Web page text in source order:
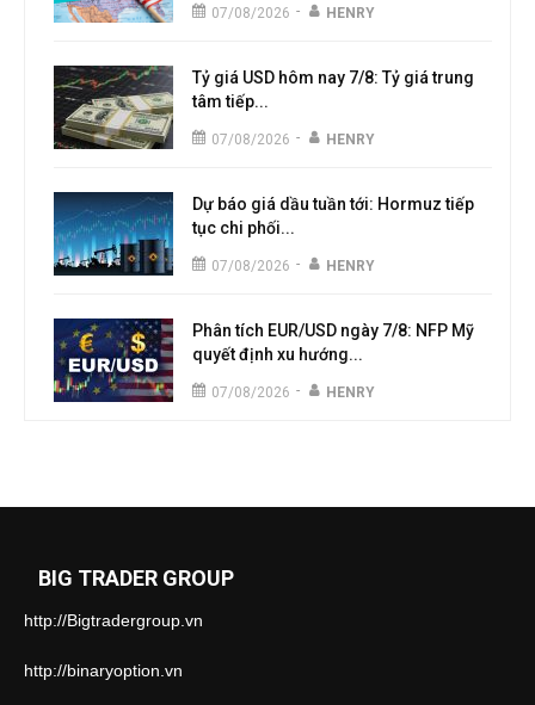
07/08/2026 - HENRY
Tỷ giá USD hôm nay 7/8: Tỷ giá trung
tâm tiếp...
07/08/2026 - HENRY
Dự báo giá dầu tuần tới: Hormuz tiếp
tục chi phối...
07/08/2026 - HENRY
Phân tích EUR/USD ngày 7/8: NFP Mỹ
quyết định xu hướng...
07/08/2026 - HENRY
BIG TRADER GROUP
http://Bigtradergroup.vn
http://binaryoption.vn